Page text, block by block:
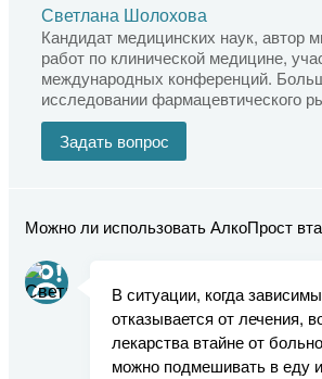
Светлана Шолохова
Кандидат медицинских наук, автор
работ по клинической медицине,
международных конференций.
исследовании фармацевтического
Задать вопрос
Можно ли использовать АлкоПрост
В ситуации, когда
отказывается от лечения,
лекарства втайне от
можно подмешивать в еду